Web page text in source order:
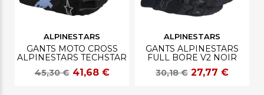
ALPINESTARS
GANTS MOTO CROSS
ALPINESTARS TECHSTAR
45,30 € 41,68 €
ALPINESTARS
GANTS ALPINESTARS
FULL BORE V2 NOIR
30,18 € 27,77 €